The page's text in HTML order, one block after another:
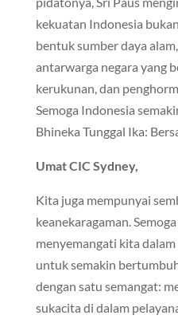
kekuatan Indonesia
bentuk sumber daya
antarwarga negara yang
kerukunan, dan
Semoga Indonesia
Bhineka Tunggal Ika:
Umat CIC Sydney,
Kita juga mempunyai
keanekaragaman.
menyemangati kita
untuk semakin
dengan satu semangat:
sukacita di dalam